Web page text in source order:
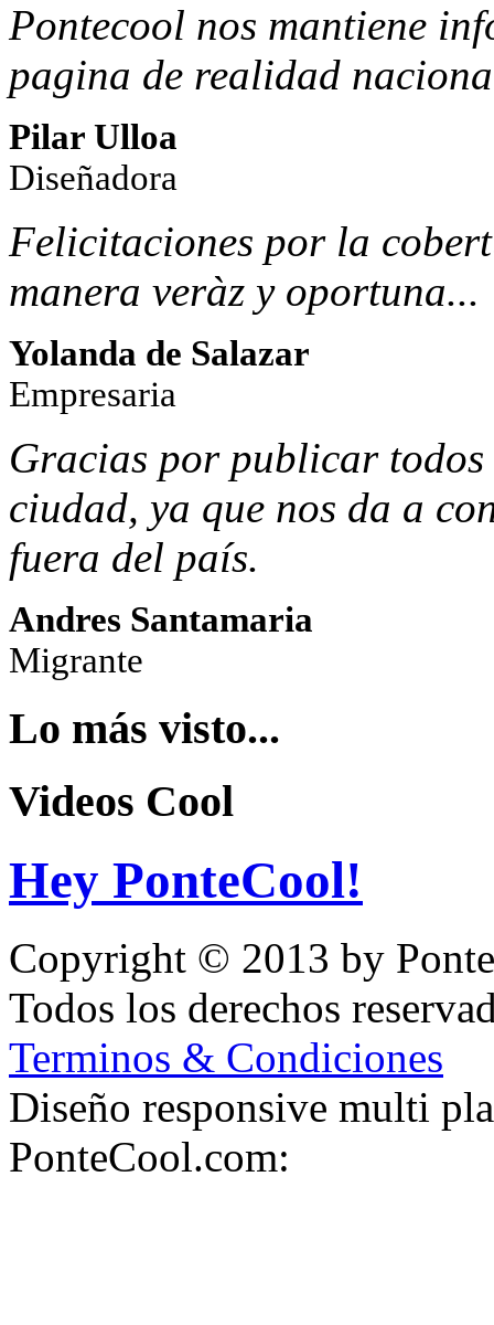
Pontecool nos mantiene
pagina de realidad
Pilar Ulloa
Diseñadora
Felicitaciones por la
manera veràz y oportuna...
Yolanda de Salazar
Empresaria
Gracias por publicar todos
ciudad, ya que nos da a
fuera del país.
Andres Santamaria
Migrante
Lo más visto...
Videos Cool
Hey PonteCool!
Copyright © 2013 by
Todos los derechos
Terminos & Condiciones
Diseño responsive multi
PonteCool.com: